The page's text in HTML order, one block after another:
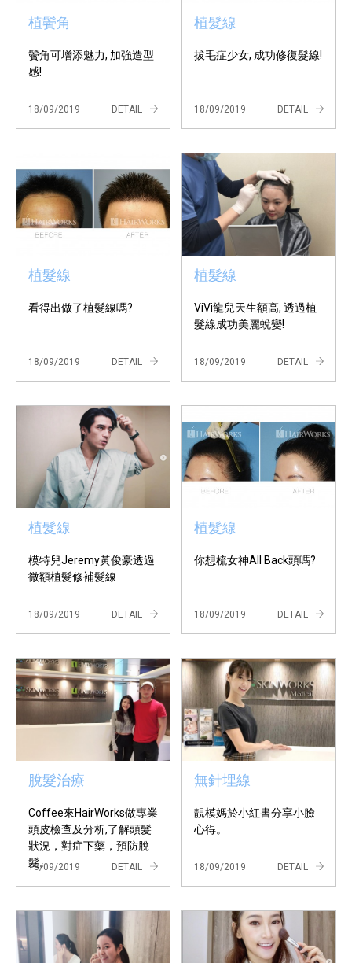
植鬢角
鬢角可增添魅力, 加強造型
感!
18/09/2019 DETAIL
植髮線
拔毛症少女, 成功修復髮線!
18/09/2019 DETAIL
植髮線
看得出做了植髮線嗎?
18/09/2019 DETAIL
植髮線
ViVi龍兒天生額高, 透過植
髮線成功美麗蛻變!
18/09/2019 DETAIL
植髮線
模特兒Jeremy黃俊豪透過
微額植髮修補髮線
18/09/2019 DETAIL
植髮線
你想梳女神All Back頭嗎?
18/09/2019 DETAIL
脫髮治療
Coffee來HairWorks做專業
頭皮檢查及分析,了解頭髮
狀況，對症下藥，預防脫
髮。
18/09/2019 DETAIL
無針埋線
靚模媽於小紅書分享小臉
心得。
18/09/2019 DETAIL